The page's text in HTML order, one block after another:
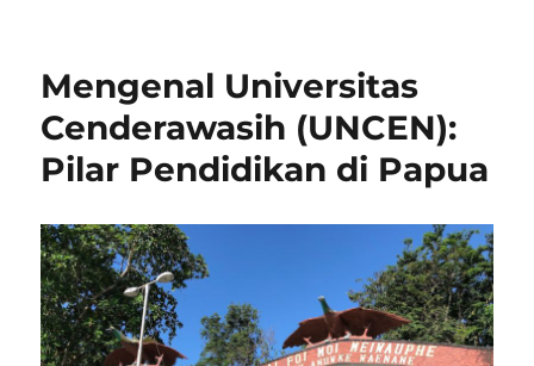
Mengenal Universitas
Cenderawasih (UNCEN):
Pilar Pendidikan di Papua